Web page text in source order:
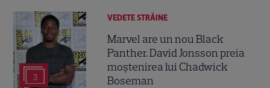
3
VEDETE STRĂINE
Marvel are un nou Black
Panther. David Jonsson preia
moștenirea lui Chadwick
Boseman